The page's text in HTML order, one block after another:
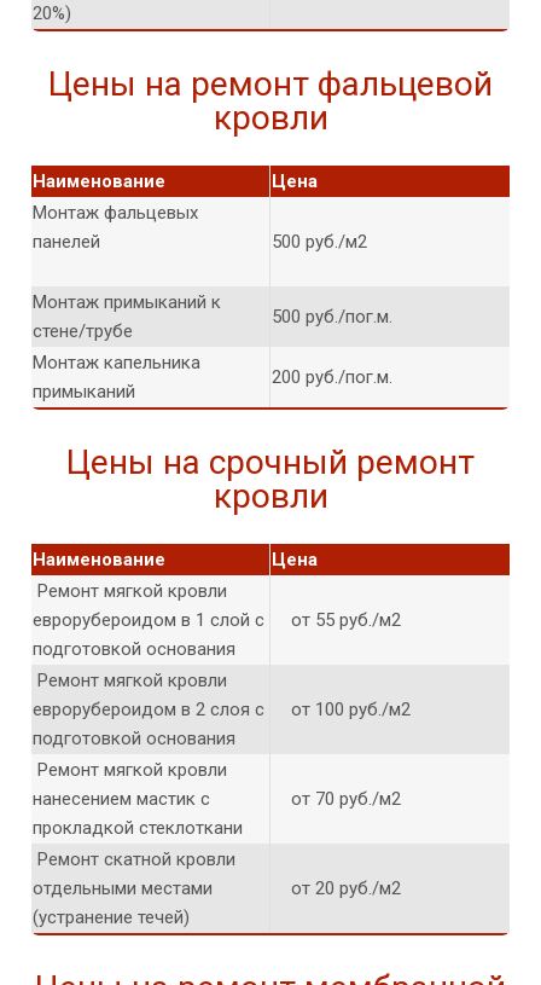
20%)
Цены на ремонт фальцевой
кровли
Наименование
Цена
Монтаж фальцевых
панелей
500 руб./м2
Монтаж примыканий к
стене/трубе
500 руб./пог.м.
Монтаж капельника
примыканий
200 руб./пог.м.
Цены на срочный ремонт
кровли
Наименование
Цена
Ремонт мягкой кровли
еврорубероидом в 1 слой с
подготовкой основания
от 55 руб./м2
Ремонт мягкой кровли
еврорубероидом в 2 слоя с
подготовкой основания
от 100 руб./м2
Ремонт мягкой кровли
нанесением мастик с
прокладкой стеклоткани
от 70 руб./м2
Ремонт скатной кровли
отдельными местами
(устранение течей)
от 20 руб./м2